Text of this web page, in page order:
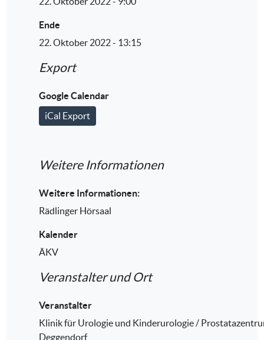
Ende
22. Oktober 2022 - 13:15
Export
Google Calendar
iCal Export
Weitere Informationen
Weitere Informationen:
Rädlinger Hörsaal
Kalender
ÄKV
Veranstalter und Ort
Veranstalter
Klinik für Urologie und Kinderurologie /
Deggendorf